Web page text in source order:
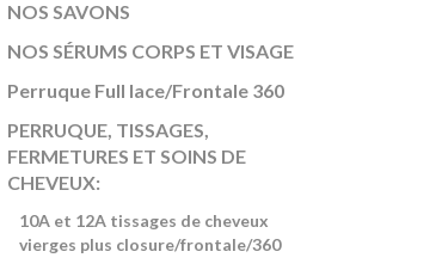
NOS SAVONS
NOS SÉRUMS CORPS ET VISAGE
Perruque Full lace/Frontale 360
PERRUQUE, TISSAGES,
FERMETURES ET SOINS DE
CHEVEUX:
10A et 12A tissages de cheveux
vierges plus closure/frontale/360